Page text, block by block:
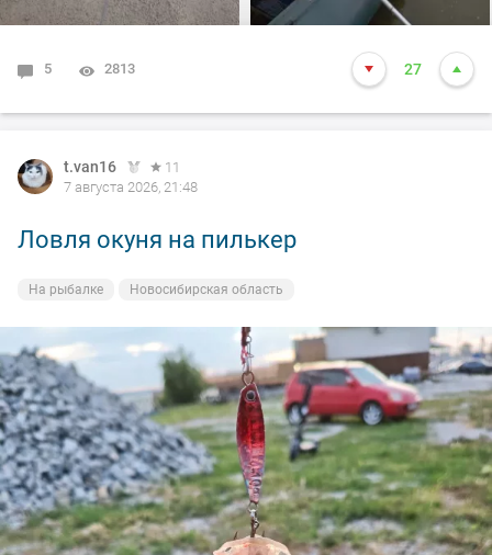
5 2813 27
t.van16
11
7 августа 2026, 21:48
Ловля окуня на пилькер
На рыбалке Новосибирская область